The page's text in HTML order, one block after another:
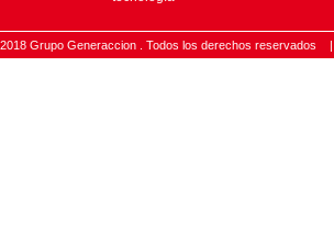
2018 Grupo Generaccion . Todos los derechos reservados |